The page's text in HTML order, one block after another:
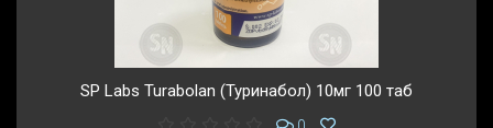
SP Labs Turabolan (Туринабол) 10мг 100 таб